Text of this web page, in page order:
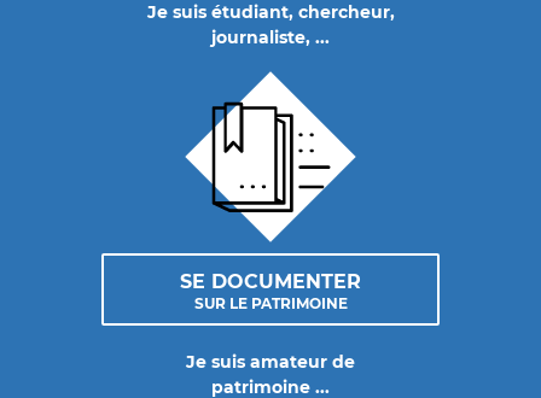
Je suis étudiant, chercheur,
journaliste, ...
SE DOCUMENTER
SUR LE PATRIMOINE
Je suis amateur de
patrimoine ...